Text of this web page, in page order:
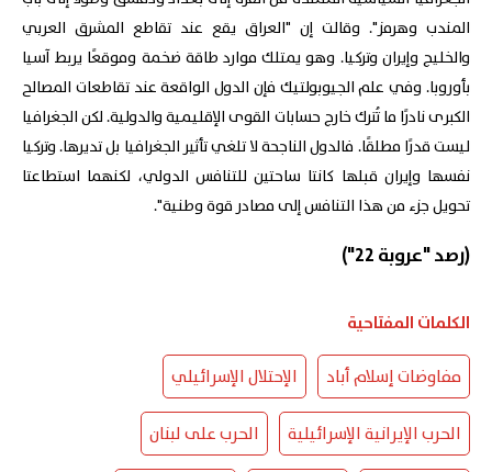
المندب وهرمز". وقالت إن "العراق يقع عند تقاطع المشرق العربي
والخليج وإيران وتركيا. وهو يمتلك موارد طاقة ضخمة وموقعًا يربط آسيا
بأوروبا. وفي علم الجيوبولتيك فإن الدول الواقعة عند تقاطعات المصالح
الكبرى نادرًا ما تُترك خارج حسابات القوى الإقليمية والدولية. لكن الجغرافيا
ليست قدرًا مطلقًا. فالدول الناجحة لا تلغي تأثير الجغرافيا بل تديرها. وتركيا
نفسها وإيران قبلها كانتا ساحتين للتنافس الدولي، لكنهما استطاعتا
تحويل جزء من هذا التنافس إلى مصادر قوة وطنية".
(رصد "عروبة 22")
الكلمات المفتاحية
مفاوضات إسلام أباد الإحتلال الإسرائيلي
الحرب الإيرانية الإسرائيلية الحرب على لبنان